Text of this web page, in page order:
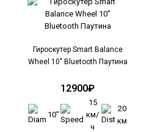
Гироскутер Smart
Bluetooth
15900₽
Гироскутер Smart Balance
Wheel 10" Bluetooth Паутина
12900₽
10"
15
км/
ч
20
км